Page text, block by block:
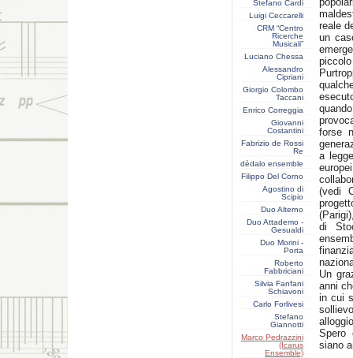
Stefano Cardi
Luigi Ceccarelli
CRM “Centro
Ricerche
Musicali”
Luciano Chessa
Alessandro
Cipriani
Giorgio Colombo
Taccani
Enrico Correggia
Giovanni
Costantini
Fabrizio de Rossi
Re
dèdalo ensemble
Filippo Del Corno
Agostino di
Scipio
Duo Alterno
Duo Attademo -
Gesualdi
Duo Morini -
Porta
Roberto
Fabbriciani
Silvia Fanfani
Schiavoni
Carlo Forlivesi
Stefano
Giannotti
Marco Pedrazzini
(Icarus
Ensemble)
reale
un
forse
a
(vedi
di
Un
anni
in cui
Spero
siano